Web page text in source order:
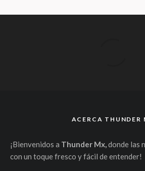
ACERCA THUNDER
¡Bienvenidos a Thunder Mx,donde las
con un toque fresco y fácil de entender!